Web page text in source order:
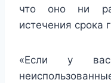
что оно ни
истечения срока
«Если у вас